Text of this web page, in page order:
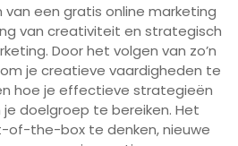
van een gratis online marketing
van creativiteit en strategisch
Door het volgen van zo’n
om je creatieve vaardigheden te
hoe je effectieve strategieën
doelgroep te bereiken. Het
of-the-box te denken, nieuwe